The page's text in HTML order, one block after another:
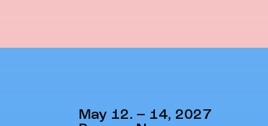
May 12. – 14, 2027